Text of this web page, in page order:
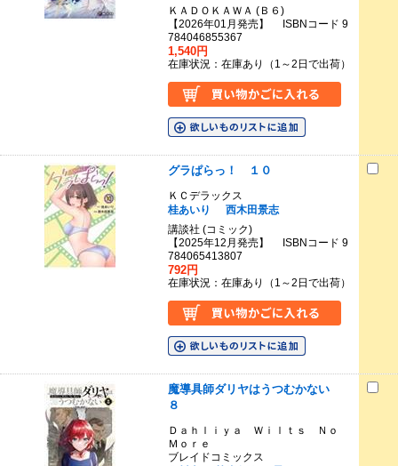
ＫＡＤＯＫＡＷＡ (Ｂ６)
【2026年01月発売】 ISBNコード 9
784046855367
1,540円
在庫状況：在庫あり（1～2日で出荷）
グラぱらっ！ １０
ＫＣデラックス
桂あいり
西木田景志
講談社 (コミック)
【2025年12月発売】 ISBNコード 9
784065413807
792円
在庫状況：在庫あり（1～2日で出荷）
魔導具師ダリヤはうつむかない
８
Ｄａｈｌｉｙａ Ｗｉｌｔｓ Ｎｏ
Ｍｏｒｅ
ブレイドコミックス